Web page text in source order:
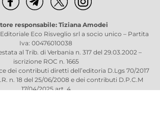
responsabile: Tiziana Amodei
Eco Risveglio srl a socio unico – Partita
Iva: 00476010038
al Trib. di Verbania n. 317 del 29.03.2002 –
iscrizione ROC n. 1665
dei contributi diretti dell’editoria D.Lgs 70/2017
n. 18 del 25/06/2008 e dei contributi D.P.C.M
17/04/2025 art. 4